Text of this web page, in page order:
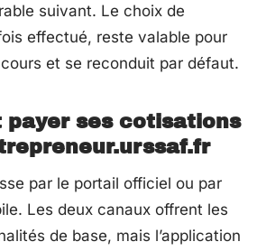
suivant. Le choix de
effectué, reste valable pour
cours et se reconduit par défaut.
payer ses cotisations
par le portail officiel ou par
Les deux canaux offrent les
de base, mais l’application